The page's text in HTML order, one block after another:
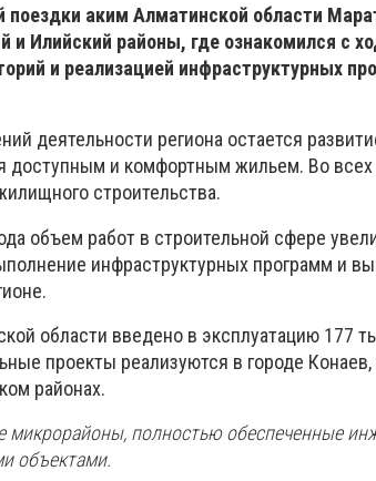
аким Алматинской области
и Илийский районы, где ознакомился с
и реализацией инфраструктурных
деятельности региона остается
доступным и комфортным жильем. Во всех
строительства.
объем работ в строительной сфере
инфраструктурных программ и
области введено в эксплуатацию 177
проекты реализуются в городе Конаев,
районах.
микрорайоны, полностью обеспеченные
объектами.